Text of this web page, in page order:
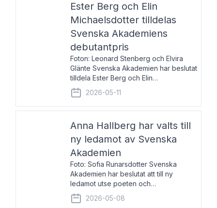
Ester Berg och Elin
Michaelsdotter tilldelas
Svenska Akademiens
debutantpris
Foton: Leonard Stenberg och Elvira
Glänte Svenska Akademien har beslutat
tilldela Ester Berg och Elin
Michaelsdotter Svenska Akademiens
debutantpris för år 2026. Priset är
nyinstiftat och syftar till att lyfta fram
2026-05-11
Anna Hallberg har valts till
ny ledamot av Svenska
Akademien
Foto: Sofia Runarsdotter Svenska
Akademien har beslutat att till ny
ledamot utse poeten och
litteraturkritikern Anna Hallberg. Hon
efterträder poeten Tua Forsström på
2026-05-08